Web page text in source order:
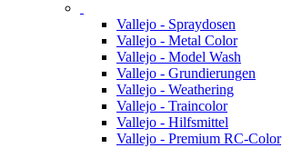
Vallejo - Spraydosen
Vallejo - Metal Color
Vallejo - Model Wash
Vallejo - Grundierungen
Vallejo - Weathering
Vallejo - Traincolor
Vallejo - Hilfsmittel
Vallejo - Premium RC-Color